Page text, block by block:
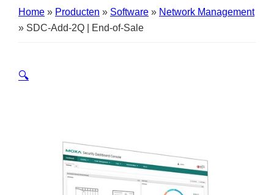
Home » Producten » Software » Network Management
» SDC-Add-2Q | End-of-Sale
🔍